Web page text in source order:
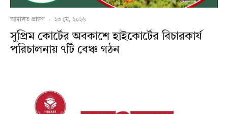
আদালত প্রাঙ্গণ · ২৩ মে, ২০২৬
সুপ্রিম কোর্টের অবকাশে হাইকোর্টের বিচারকার্য
পরিচালনায় ৭টি বেঞ্চ গঠন